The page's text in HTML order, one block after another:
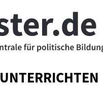
UNTERRICHTEN